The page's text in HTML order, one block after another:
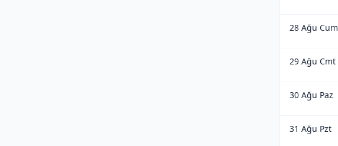
28 Ağu Cum
29 Ağu Cmt
30 Ağu Paz
31 Ağu Pzt